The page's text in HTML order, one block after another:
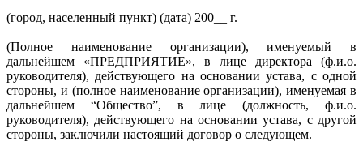
(город, населенный пункт) (дата) 200__ г.
(Полное наименование организации), именуемый в
дальнейшем «ПРЕДПРИЯТИЕ», в лице директора (ф.и.о.
руководителя), действующего на основании устава, с одной
стороны, и (полное наименование организации), именуемая в
дальнейшем “Общество”, в лице (должность, ф.и.о.
руководителя), действующего на основании устава, с другой
стороны, заключили настоящий договор о следующем.